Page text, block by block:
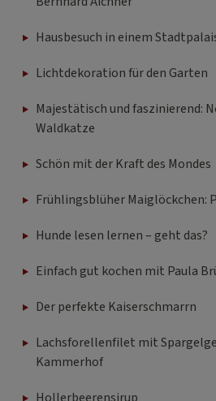
Hausbesuch in einem
Lichtdekoration für den Garten
Majestätisch und faszinierend:
Waldkatze
Schön mit der Kraft des Mondes
Frühlingsblüher Maiglöckchen:
Hunde lesen lernen – geht das?
Einfach gut kochen mit Paula
Der perfekte Kaiserschmarrn
Lachsforellenfilet mit
Kammerhof